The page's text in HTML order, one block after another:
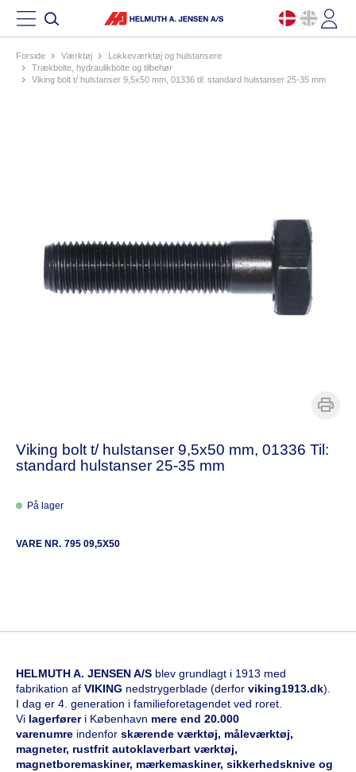
Forside værktøj
lokkeværktøj og hulstansere
trækbolte, hydraulikbolte og tilbehør
viking bolt t/ hulstanser 9,5x50 mm, 01336 til: standard hulstanser 25-35 mm
Viking bolt t/ hulstanser 9,5x50 mm, 01336 Til:
standard hulstanser 25-35 mm
På lager
VARE NR. 795 09,5X50
HELMUTH A. JENSEN A/S blev grundlagt i 1913 med
fabrikation af VIKING nedstrygerblade (derfor viking1913.dk).
I dag er 4. generation i familieforetagendet ved roret.
Vi lagerfører i København mere end 20.000
varenumre indenfor skærende værktøj, måleværktøj,
magneter, rustfrit autoklaverbart værktøj,
magnetboremaskiner, mærkemaskiner, sikkerhedsknive og